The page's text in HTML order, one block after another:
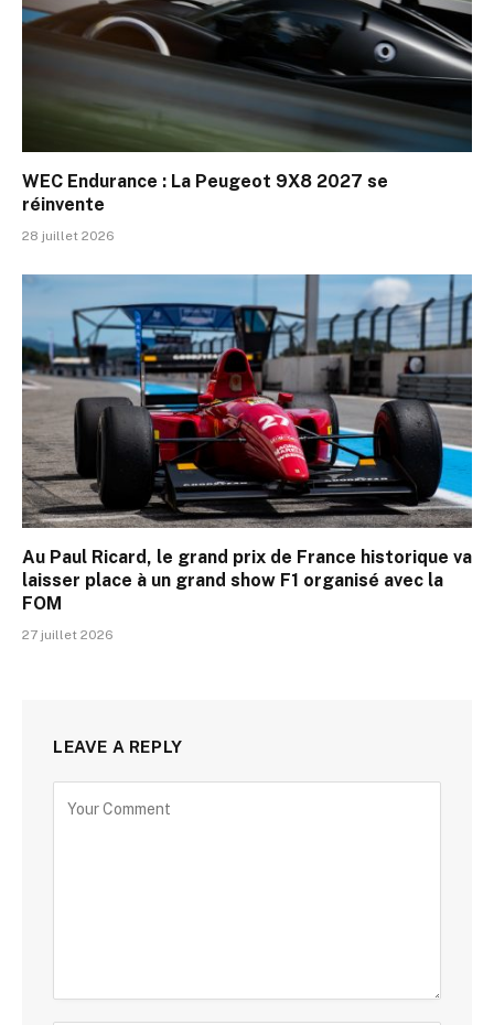
WEC Endurance : La Peugeot 9X8 2027 se
réinvente
28 juillet 2026
Au Paul Ricard, le grand prix de France historique va
laisser place à un grand show F1 organisé avec la
FOM
27 juillet 2026
LEAVE A REPLY